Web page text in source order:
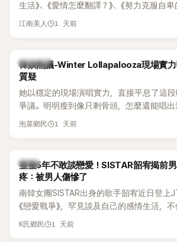
生活》、《愛情怎麼翻譯？》、《努力克服自
作品，躍升為韓劇新一代女神代表，不僅演
細身材下的超狂背肌與肩膀線條，反差感十
傻直呼：「原來她身材這麼猛！」
江南美人 1 天前
熱議討論
韓娛熱議-Winter Lollapalooza現場實力曝
質疑
她以穩定的現場演唱實力，直接平息了這段
爭議。明明瘦到像只剩骨頭，怎麼還能唱出
和音量？
泡菜鄉民 1 天前
韓星
整整5年不敢談戀愛！SISTAR韶宥揭前
疼：被男人傷慘了
南韓女團SISTAR出身的歌手韶宥近日登上
《戀愛戰爭》，罕見談及自己的感情生活，
年沒有談戀愛，更首度透露空窗至今的原因
K氏鄉民 1 天前